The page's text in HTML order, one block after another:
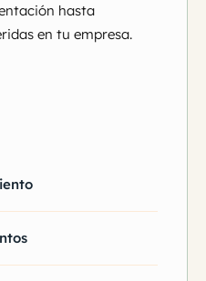
hasta
en tu empresa.